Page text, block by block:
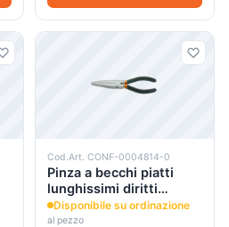
Cod.Art. CONF-0004814-0
Pinza a becchi piatti
lunghissimi diritti
zigrinati 1162 beta
Disponibile su ordinazione
al pezzo